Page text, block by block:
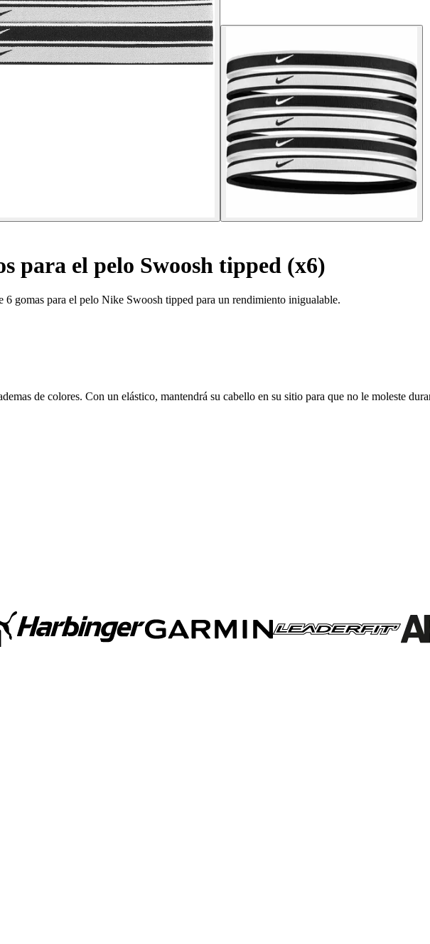
para el pelo Swoosh tipped (x6)
6 gomas para el pelo Nike Swoosh tipped para un rendimiento inigualable.
de colores. Con un elástico, mantendrá su cabello en su sitio para que no le moleste